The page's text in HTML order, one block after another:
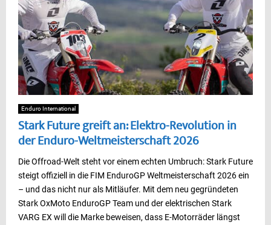
Enduro International
Stark Future greift an: Elektro-Revolution in
der Enduro-Weltmeisterschaft 2026
Die Offroad-Welt steht vor einem echten Umbruch: Stark Future
steigt offiziell in die FIM EnduroGP Weltmeisterschaft 2026 ein
– und das nicht nur als Mitläufer. Mit dem neu gegründeten
Stark OxMoto EnduroGP Team und der elektrischen Stark
VARG EX will die Marke beweisen, dass E-Motorräder längst